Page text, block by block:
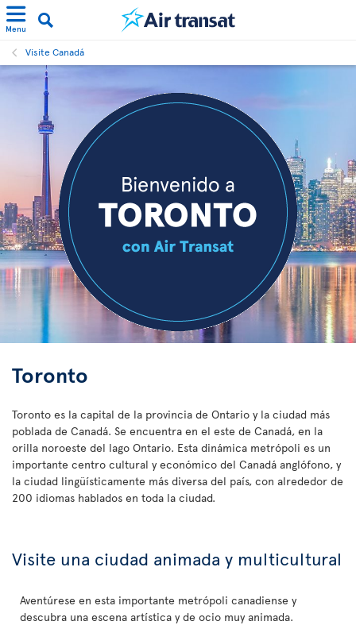
Menu
Visite Canadá
Toronto
Toronto es la capital de la provincia de Ontario y la ciudad más
poblada de Canadá. Se encuentra en el este de Canadá, en la
orilla noroeste del lago Ontario. Esta dinámica metrópoli es un
importante centro cultural y económico del Canadá anglófono, y
la ciudad lingüísticamente más diversa del país, con alrededor de
200 idiomas hablados en toda la ciudad.
Visite una ciudad animada y multicultural
Aventúrese en esta importante metrópoli canadiense y
descubra una escena artística y de ocio muy animada.